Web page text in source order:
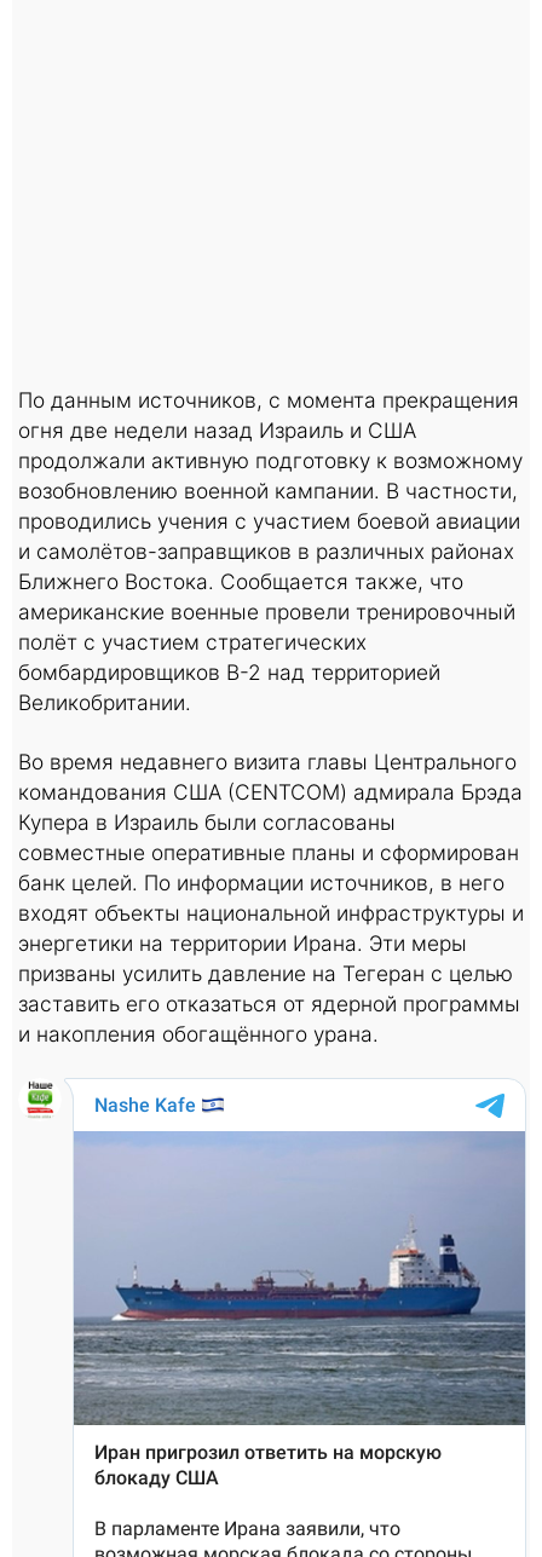
По данным источников, с момента прекращения
огня две недели назад Израиль и США
продолжали активную подготовку к возможному
возобновлению военной кампании. В частности,
проводились учения с участием боевой авиации
и самолётов-заправщиков в различных районах
Ближнего Востока. Сообщается также, что
американские военные провели тренировочный
полёт с участием стратегических
бомбардировщиков B-2 над территорией
Великобритании.
Во время недавнего визита главы Центрального
командования США (CENTCOM) адмирала Брэда
Купера в Израиль были согласованы
совместные оперативные планы и сформирован
банк целей. По информации источников, в него
входят объекты национальной инфраструктуры и
энергетики на территории Ирана. Эти меры
призваны усилить давление на Тегеран с целью
заставить его отказаться от ядерной программы
и накопления обогащённого урана.